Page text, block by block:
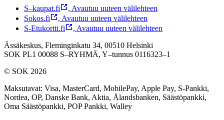
S–kaupat.fi , Avautuu uuteen välilehteen
Sokos.fi
, Avautuu uuteen välilehteen
S-Etukortti.fi
, Avautuu uuteen välilehteen
Ässäkeskus, Fleminginkatu 34, 00510 Helsinki
SOK PL1 00088 S–RYHMÄ, Y–tunnus 0116323–1
© SOK 2026
Maksutavat: Visa, MasterCard, MobilePay, Apple Pay, S-Pankki,
Nordea, OP, Danske Bank, Aktia, Ålandsbanken, Säästöpankki,
Oma Säästöpankki, POP Pankki, Walley